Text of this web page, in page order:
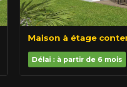
Maison à étage
Délai : à partir de 6 mois